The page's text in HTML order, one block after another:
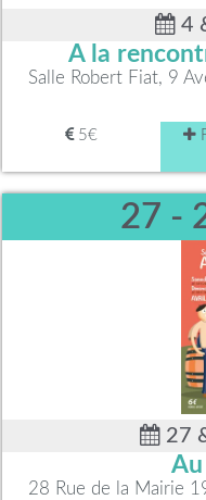
4
A la
Salle Robert Fiat, 9
5€
27 -
27
28 Rue de la Mairie